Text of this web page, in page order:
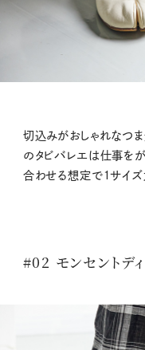
切込みがおしゃれなつ
のタビバレエは仕事を
合わせる想定で１サイズ
#02 モンセントデ